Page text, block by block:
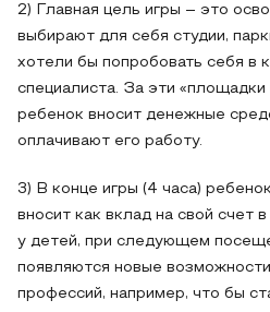
2) Главная цель игры – это
выбирают для себя студии,
хотели бы попробовать себя в
специалиста. За эти
ребенок вносит денежные
оплачивают его работу.
3) В конце игры (4 часа)
вносит как вклад на свой счет
у детей, при следующем
появляются новые
профессий, например, что бы